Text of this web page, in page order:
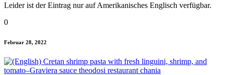
Leider ist der Eintrag nur auf Amerikanisches Englisch verfügbar.
0
Februar 28, 2022